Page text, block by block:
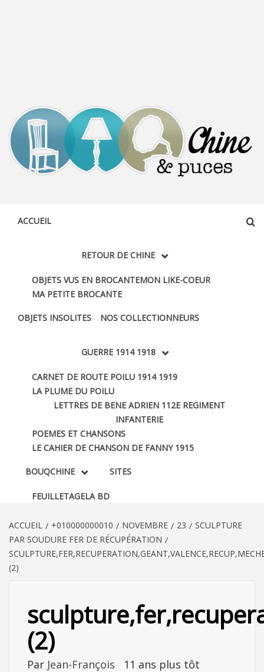
ACCUEIL
RETOUR DE CHINE
OBJETS VUS EN BROCANTEMON LIKE-COEUR
MA PETITE BROCANTE
OBJETS INSOLITES NOS COLLECTIONNEURS
GUERRE 1914 1918
CARNET DE ROUTE POILU 1914 1919
LA PLUME DU POILU
LETTRES DE BENE ADRIEN 112E REGIMENT
INFANTERIE
POEMES ET CHANSONS
LE CAHIER DE CHANSON DE FANNY 1915
BOUQCHINE
FEUILLETAGELA BD
SITES
ACCUEIL +010000000010 NOVEMBRE 23
SCULPTURE
PAR SOUDURE FER DE RÉCUPÉRATION
(2)
(2)
Par Jean-François 11 ans plus tôt